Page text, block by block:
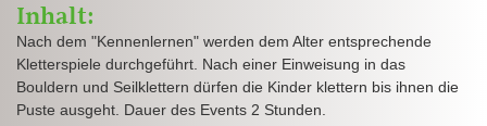
Inhalt:
Nach dem "Kennenlernen" werden dem Alter entsprechende
Kletterspiele durchgeführt. Nach einer Einweisung in das
Bouldern und Seilklettern dürfen die Kinder klettern bis ihnen die
Puste ausgeht. Dauer des Events 2 Stunden.